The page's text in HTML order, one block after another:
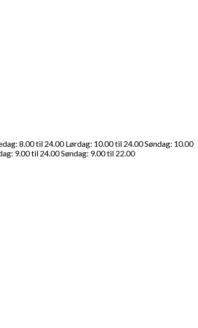
8.00 til 24.00 Lørdag: 10.00 til 24.00 Søndag: 10.00
9.00 til 24.00 Søndag: 9.00 til 22.00